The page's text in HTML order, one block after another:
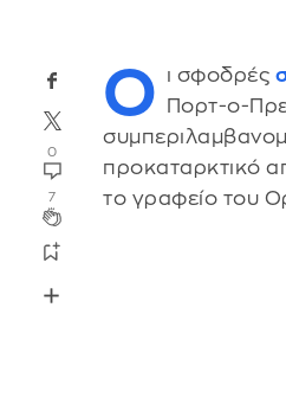
0
7
Ο ι σφοδρές
Πορτ-ο-
προκαταρκτικό
το γραφείο του